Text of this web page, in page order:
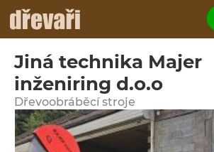
Jiná technika Majer
inženiring d.o.o
Dřevoobráběcí stroje